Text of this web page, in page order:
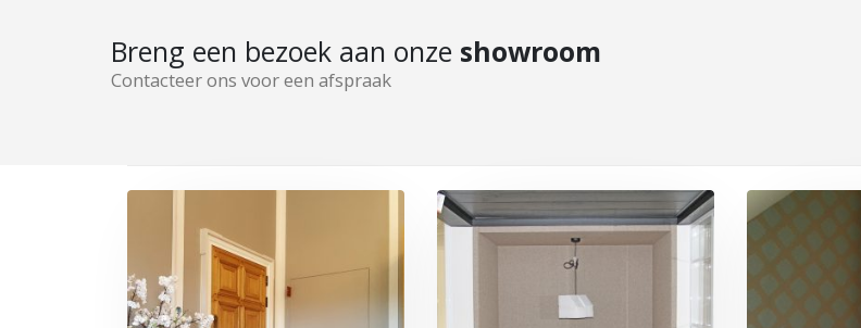
Breng een bezoek aan onze showroom
Contacteer ons voor een afspraak